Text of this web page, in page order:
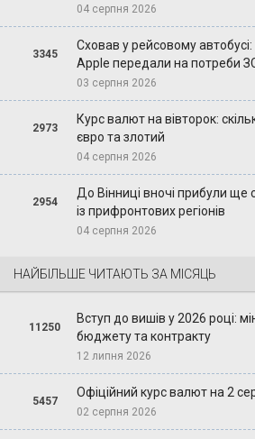
04 серпня 2026
3345
Сховав у рейсовому автобусі:
Apple передали на потреби
03 серпня 2026
2973
Курс валют на вівторок:
євро та злотий
04 серпня 2026
2954
До Вінниці вночі прибули
із прифронтових регіонів
04 серпня 2026
НАЙБІЛЬШЕ ЧИТАЮТЬ ЗА МІСЯЦЬ
11250
Вступ до вишів у 2026 році:
бюджету та контракту
12 липня 2026
5457
Офіційний курс валют на 2
02 серпня 2026